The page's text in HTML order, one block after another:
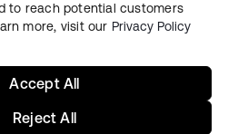
サイト利用規約セキュリティ
to reach potential customers
more, visit our Privacy Policy
Reject All
Accept All